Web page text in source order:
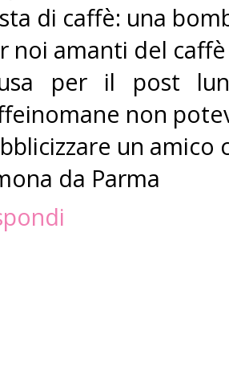
di caffè: una
noi amanti del
per il post
non
un amico
da Parma